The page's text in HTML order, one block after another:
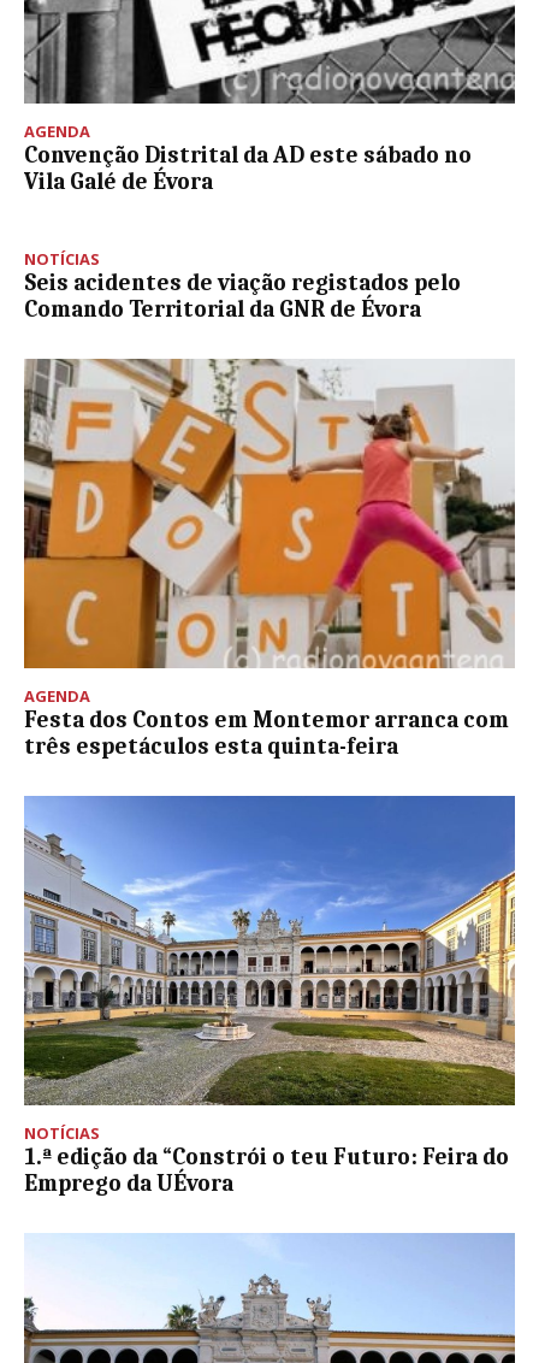
AGENDA
Convenção Distrital da AD este sábado no
Vila Galé de Évora
NOTÍCIAS
Seis acidentes de viação registados pelo
Comando Territorial da GNR de Évora
AGENDA
Festa dos Contos em Montemor arranca com
três espetáculos esta quinta-feira
NOTÍCIAS
1.ª edição da “Constrói o teu Futuro: Feira do
Emprego da UÉvora